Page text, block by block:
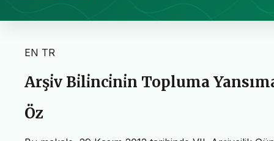
EN TR
Arşi̇v Bi̇li̇nci̇ni̇n Topluma
Öz